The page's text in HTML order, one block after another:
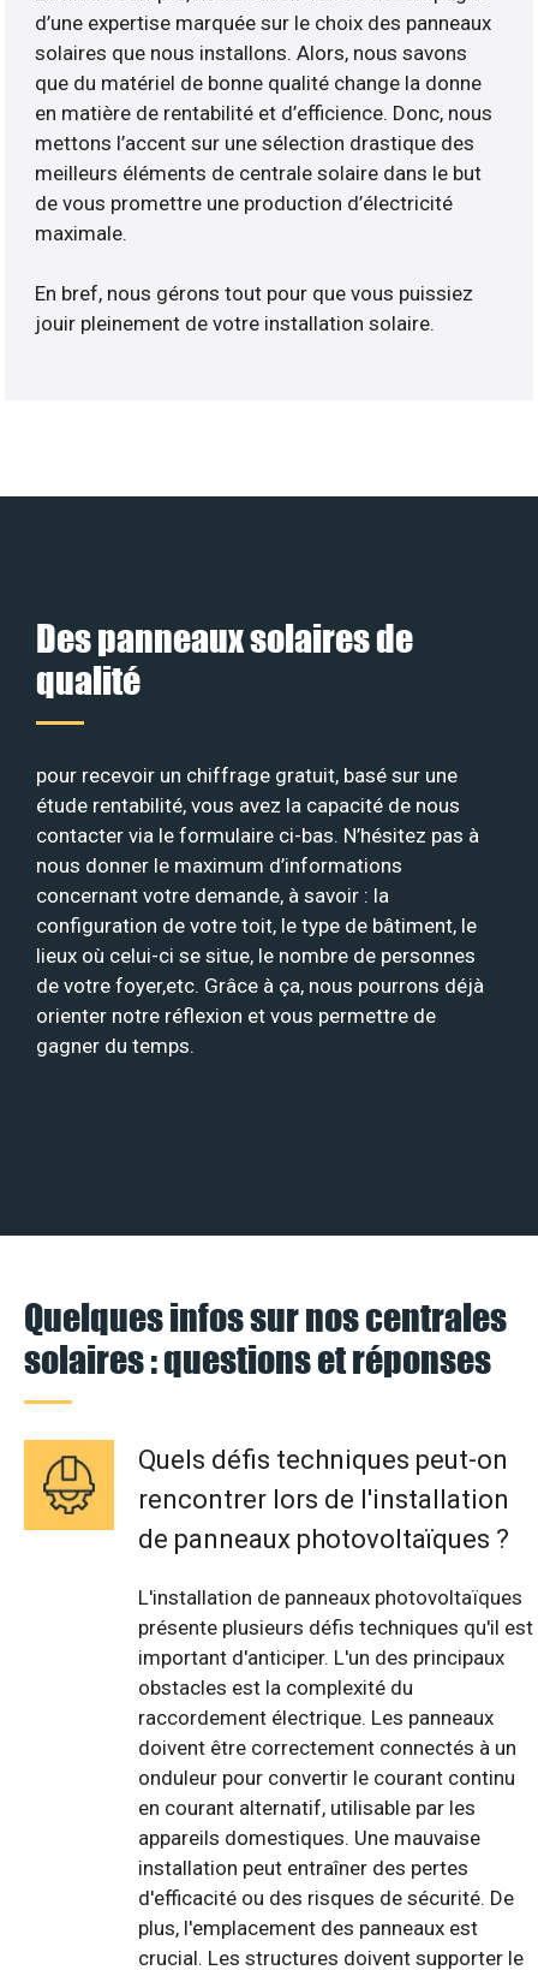
d’une expertise marquée sur le choix des panneaux
solaires que nous installons. Alors, nous savons
que du matériel de bonne qualité change la donne
en matière de rentabilité et d’efficience. Donc, nous
mettons l’accent sur une sélection drastique des
meilleurs éléments de centrale solaire dans le but
de vous promettre une production d’électricité
maximale.
En bref, nous gérons tout pour que vous puissiez
jouir pleinement de votre installation solaire.
Des panneaux solaires de
qualité
pour recevoir un chiffrage gratuit, basé sur une
étude rentabilité, vous avez la capacité de nous
contacter via le formulaire ci-bas. N’hésitez pas à
nous donner le maximum d’informations
concernant votre demande, à savoir : la
configuration de votre toit, le type de bâtiment, le
lieux où celui-ci se situe, le nombre de personnes
de votre foyer,etc. Grâce à ça, nous pourrons déjà
orienter notre réflexion et vous permettre de
gagner du temps.
Quelques infos sur nos centrales
solaires : questions et réponses
Quels défis techniques peut-on
rencontrer lors de l'installation
de panneaux photovoltaïques ?
L'installation de panneaux photovoltaïques
présente plusieurs défis techniques qu'il est
important d'anticiper. L'un des principaux
obstacles est la complexité du
raccordement électrique. Les panneaux
doivent être correctement connectés à un
onduleur pour convertir le courant continu
en courant alternatif, utilisable par les
appareils domestiques. Une mauvaise
installation peut entraîner des pertes
d'efficacité ou des risques de sécurité. De
plus, l'emplacement des panneaux est
crucial. Les structures doivent supporter le